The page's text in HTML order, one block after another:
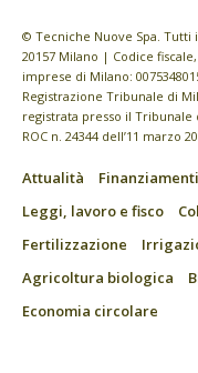
© Tecniche Nuove Spa. Tutti
20157 Milano | Codice
imprese di Milano:
Registrazione Tribunale di
registrata presso il Tribunale
ROC n. 24344 dell’11 marzo
Attualità
Leggi, lavoro e fisco
Fertilizzazione
Agricoltura biologica
Economia circolare